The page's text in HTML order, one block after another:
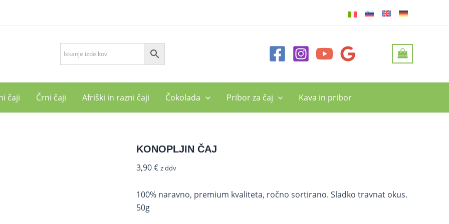
čaji Črni čaji Afriški in razni čaji Čokolada Pribor za čaj Kava in pribor
KONOPLJIN ČAJ
3,90€ z ddv
100% naravno, premium kvaliteta, ročno sortirano. Sladko travnat okus.
50g